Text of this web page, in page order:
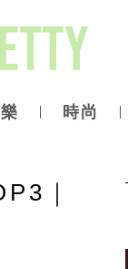
時尚
｜